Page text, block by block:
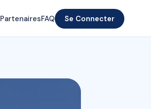
PartenairesFAQ Se Connecter